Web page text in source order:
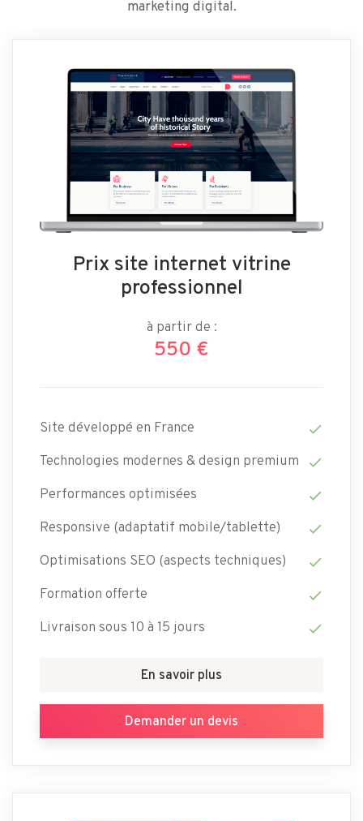
marketing digital.
Prix site internet vitrine
professionnel
à partir de :
550 €
Site développé en France check
Technologies modernes & design premium check
Performances optimisées check
Responsive (adaptatif mobile/tablette) check
Optimisations SEO (aspects techniques) check
Formation offerte check
Livraison sous 10 à 15 jours check
En savoir plus
Demander un devis